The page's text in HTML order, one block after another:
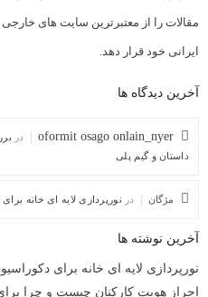
مقالات را از معتبرترین سایت های خارجی
ایرانی خود قرار دهد.
آخرین دیدگاه ها
oformit osago onlain_nyer در
داستان و گیم پلی
مژگان در نورپردازی لایه ای خانه
آخرین نوشته ها
نورپردازی لایه ای خانه برای
احراز هویت کارکنان چیست و چرا